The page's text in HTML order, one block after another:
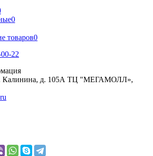
0
товаров0
22
Калинина, д. 105А ТЦ "МЕГАМОЛЛ»,